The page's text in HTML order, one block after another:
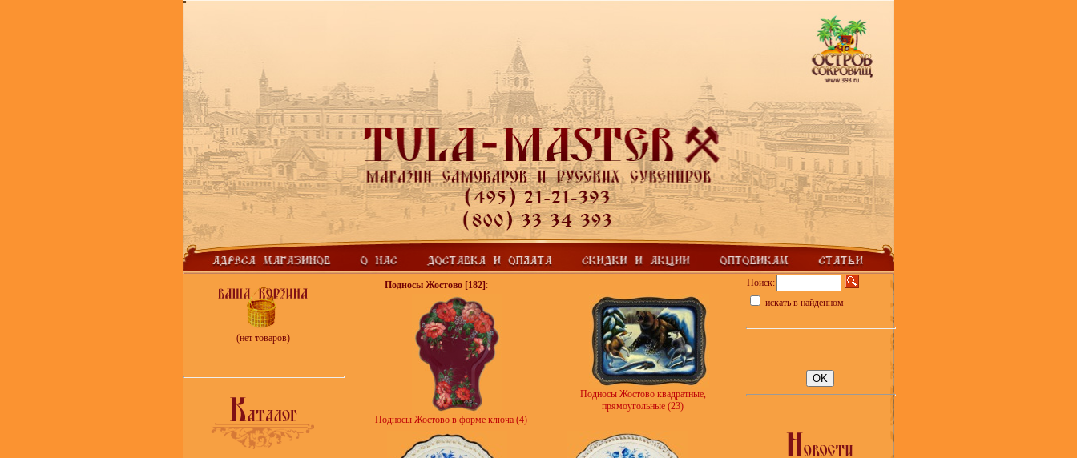
(нет товаров)
Подносы Жостово [182] :
Подносы Жостово в форме ключа (4)
Подносы Жостово квадратные,
прямоугольные (23)
Поиск:
искать в найденном